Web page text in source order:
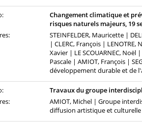
Changement climatique et
risques naturels majeurs, 19
STEINFELDER, Mauricette |
| CLERC, François |
Xavier | LE SCOUARNEC, Noël
Pascale | AMIOT, François |
développement durable et de
Travaux du groupe
AMIOT, Michel | Groupe
diffusion artistique et culturelle